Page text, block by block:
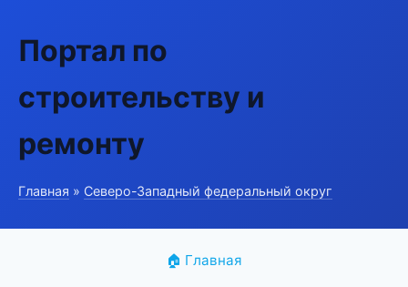
Портал по
строительству и
ремонту
Главная » Северо-Западный федеральный округ
🏠 Главная